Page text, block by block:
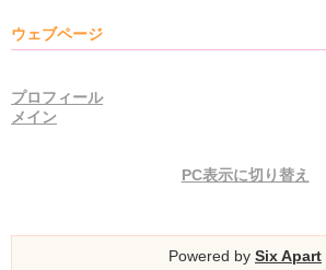
ウェブページ
プロフィール
メイン
PC表示に切り替え
Powered by Six Apart